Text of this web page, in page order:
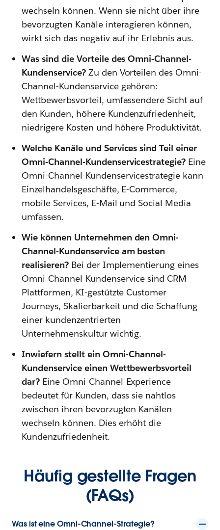
wechseln können. Wenn sie nicht über ihre
bevorzugten Kanäle interagieren können,
wirkt sich das negativ auf ihr Erlebnis aus.
Was sind die Vorteile des Omni-Channel-
Kundenservice?Zu den Vorteilen des Omni-
Channel-Kundenservice gehören:
Wettbewerbsvorteil, umfassendere Sicht auf
den Kunden, höhere Kundenzufriedenheit,
niedrigere Kosten und höhere Produktivität.
Welche Kanäle und Services sind Teil einer
Omni-Channel-Kundenservicestrategie? Eine
Omni-Channel-Kundenservicestrategie kann
Einzelhandelsgeschäfte, E-Commerce,
mobile Services, E-Mail und Social Media
umfassen.
Wie können Unternehmen den Omni-
Channel-Kundenservice am besten
realisieren?Bei der Implementierung eines
Omni-Channel-Kundenservice sind CRM-
Plattformen, KI-gestützte Customer
Journeys, Skalierbarkeit und die Schaffung
einer kundenzentrierten
Unternehmenskultur wichtig.
Inwiefern stellt ein Omni-Channel-
Kundenservice einen Wettbewerbsvorteil
dar?Eine Omni-Channel-Experience
bedeutet für Kunden, dass sie nahtlos
zwischen ihren bevorzugten Kanälen
wechseln können. Dies erhöht die
Kundenzufriedenheit.
Häufig gestellte Fragen
(FAQs)
Was ist eine Omni-Channel-Strategie?